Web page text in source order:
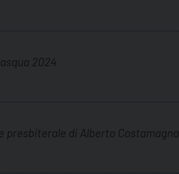
2024
presbiterale di Alberto Costamagna